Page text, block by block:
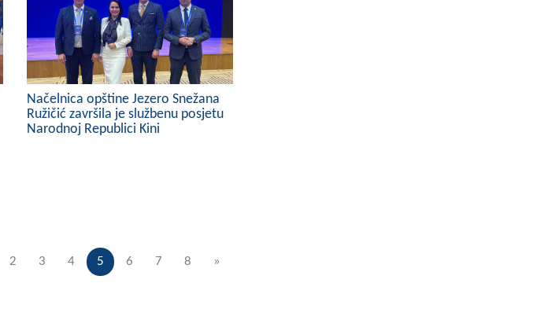
Načelnica opštine Jezero Snežana
Ružičić završila je službenu posjetu
Narodnoj Republici Kini
2 3 4 5 6 7 8 »